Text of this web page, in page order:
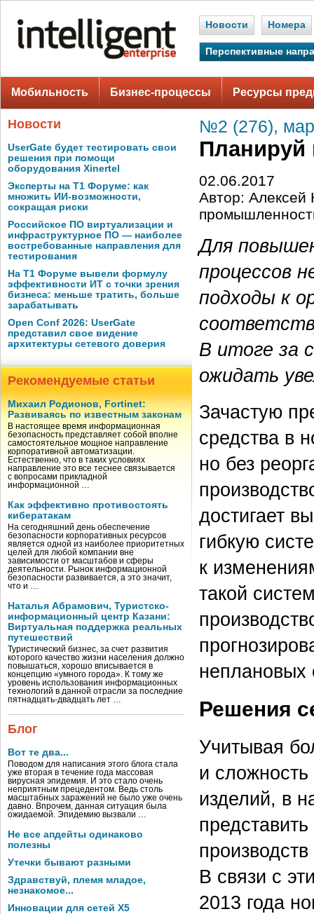
Новости Номера
Перспективные
Мобильность Бизнес-процессы Ресурсы
Новости
UserGate будет тестировать свои
решения при помощи
оборудования Xinertel
Эксперты на Т1 Форуме: как
множить ИИ-возможности,
сокращая риски
Российское ПО виртуализации и
инфраструктурное ПО — наиболее
востребованные направления для
тестирования
На Т1 Форуме вывели формулу
эффективности ИТ с точки зрения
бизнеса: меньше тратить, больше
зарабатывать
Open Conf 2026: UserGate
представил свое видение
архитектуры сетевого доверия
Рекомендуемые статьи
Михаил Родионов, Fortinet:
Развиваясь по известным законам
В настоящее время информационная
безопасность представляет собой вполне
самостоятельное мощное направление
корпоративной автоматизации.
Естественно, что в таких условиях
направление это все теснее связывается
с вопросами прикладной
информационной …
Как эффективно противостоять
кибератакам
На сегодняшний день обеспечение
безопасности корпоративных ресурсов
является одной из наиболее приоритетных
целей для любой компании вне
зависимости от масштабов и сферы
деятельности. Рынок информационной
безопасности развивается, а это значит,
что и …
Наталья Абрамович, Туристско-
информационный центр Казани:
Виртуальная поддержка реальных
путешествий
Туристический бизнес, за счет развития
которого качество жизни населения должно
повышаться, хорошо вписывается в
концепцию «умного города». К тому же
уровень использования информационных
технологий в данной отрасли за последние
пятнадцать-двадцать лет …
Блог
Вот те два...
Поводом для написания этого блога стала
уже вторая в течение года массовая
вирусная эпидемия. И это стало очень
неприятным прецедентом. Ведь столь
масштабных заражений не было уже очень
давно. Впрочем, данная ситуация была
ожидаемой. Эпидемию вызвали …
Не все апдейты одинаково
полезны
Утечки бывают разными
Здравствуй, племя младое,
незнакомое...
Инновации для сетей X5
№2 (276),
Планируй
02.06.2017
Автор: Алексей
Для
процессов
подходы к
В итоге за
ожидать
Зачастую
средства в
но без
достигает
гибкую
к
такой
неплановых
Решения
Учитывая
и сложность
изделий, в
В связи с
2013 года